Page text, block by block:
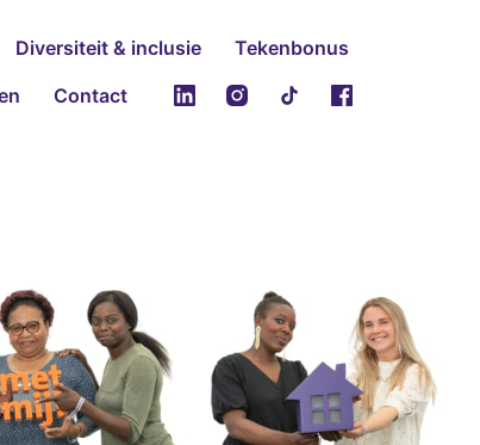
Diversiteit & inclusie
Tekenbonus
Contact